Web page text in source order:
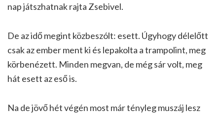
nap játszhatnak rajta Zsebivel.
De az idő megint közbeszólt: esett. Úgyhogy délelőtt
csak az ember ment ki és lepakolta a trampolint, meg
körbenézett. Minden megvan, de még sár volt, meg
hát esett az eső is.
Na de jövő hét végén most már tényleg muszáj lesz